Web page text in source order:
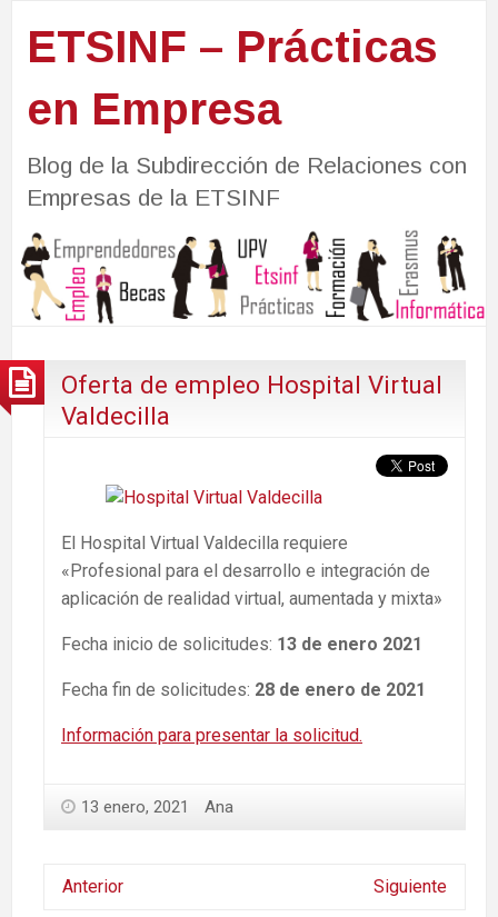
ETSINF – Prácticas
en Empresa
Blog de la Subdirección de Relaciones con
Empresas de la ETSINF
Oferta de empleo Hospital Virtual
Valdecilla
El Hospital Virtual Valdecilla requiere
«Profesional para el desarrollo e integración de
aplicación de realidad virtual, aumentada y mixta»
Fecha inicio de solicitudes: 13 de enero 2021
Fecha fin de solicitudes: 28 de enero de 2021
Información para presentar la solicitud.
13 enero, 2021 Ana
Anterior Siguiente